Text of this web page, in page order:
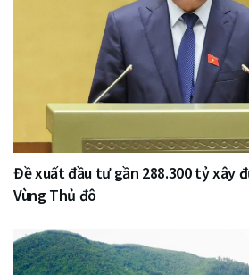
Đề xuất đầu tư gần 288.300 tỷ xây
Vùng Thủ đô